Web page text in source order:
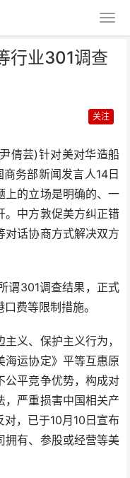
行业301调查
关注
芸)针对美对华造船
务部新闻发言人14日
上的立场是明确的、一
。中方敦促美方纠正错
对话协商方式解决双方
301调查结果，正式
费等限制措施。
义、保护主义行为，
海运协定》平等互惠原
公平竞争优势，构成对
，严重损害中国相关产
，已于10月10日宣布
拥有、参股或经营等美
301